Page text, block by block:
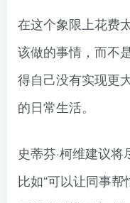
在这个象限上花费
该做的事情，而不
得自己没有实现更
的日常生活。
史蒂芬·柯维建议将
比如“可以让同事帮